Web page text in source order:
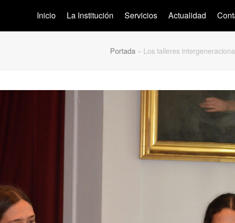
Inicio La Institución Servicios Actualidad
Portada » Los talleres